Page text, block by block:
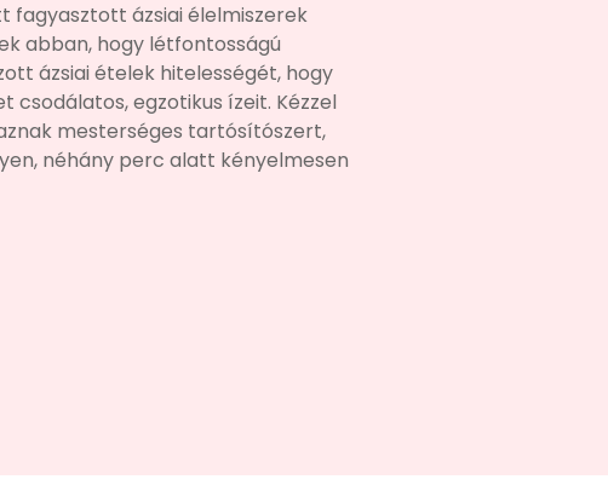
fagyasztott ázsiai élelmiszerek
abban, hogy létfontosságú
ázsiai ételek hitelességét, hogy
csodálatos, egzotikus ízeit. Kézzel
mesterséges tartósítószert,
néhány perc alatt kényelmesen